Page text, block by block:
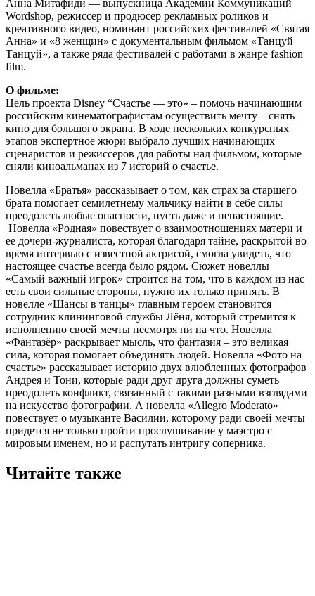
Анна Митафиди — выпускница Академии Коммуникаций
Wordshop, режиссер и продюсер рекламных роликов и
креативного видео, номинант российских фестивалей «Святая
Анна» и «8 женщин» с документальным фильмом «Танцуй
Танцуй», а также ряда фестивалей с работами в жанре fashion
film.
О фильме:
Цель проекта Disney “Счастье — это» – помочь начинающим
российским кинематографистам осуществить мечту – снять
кино для большого экрана. В ходе нескольких конкурсных
этапов экспертное жюри выбрало лучших начинающих
сценаристов и режиссеров для работы над фильмом, которые
сняли киноальманах из 7 историй о счастье.
Новелла «Братья» рассказывает о том, как страх за старшего
брата помогает семилетнему мальчику найти в себе силы
преодолеть любые опасности, пусть даже и ненастоящие.
Новелла «Родная» повествует о взаимоотношениях матери и
ее дочери-журналиста, которая благодаря тайне, раскрытой во
время интервью с известной актрисой, смогла увидеть, что
настоящее счастье всегда было рядом. Сюжет новеллы
«Самый важный игрок» строится на том, что в каждом из нас
есть свои сильные стороны, нужно их только принять. В
новелле «Шансы в танцы» главным героем становится
сотрудник клининговой службы Лёня, который стремится к
исполнению своей мечты несмотря ни на что. Новелла
«Фантазёр» раскрывает мысль, что фантазия – это великая
сила, которая помогает объединять людей. Новелла «Фото на
счастье» рассказывает историю двух влюбленных фотографов
Андрея и Тони, которые ради друг друга должны суметь
преодолеть конфликт, связанный с такими разными взглядами
на искусство фотографии. А новелла «Allegro Moderato»
повествует о музыканте Василии, которому ради своей мечты
придется не только пройти прослушивание у маэстро с
мировым именем, но и распутать интригу соперника.
Читайте также